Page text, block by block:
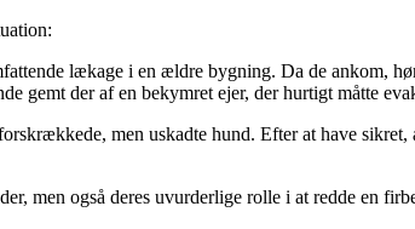
lækage i en ældre bygning. Da de ankom,
gemt der af en bekymret ejer, der hurtigt måtte
men uskadte hund. Efter at have
men også deres uvurderlige rolle i at redde en